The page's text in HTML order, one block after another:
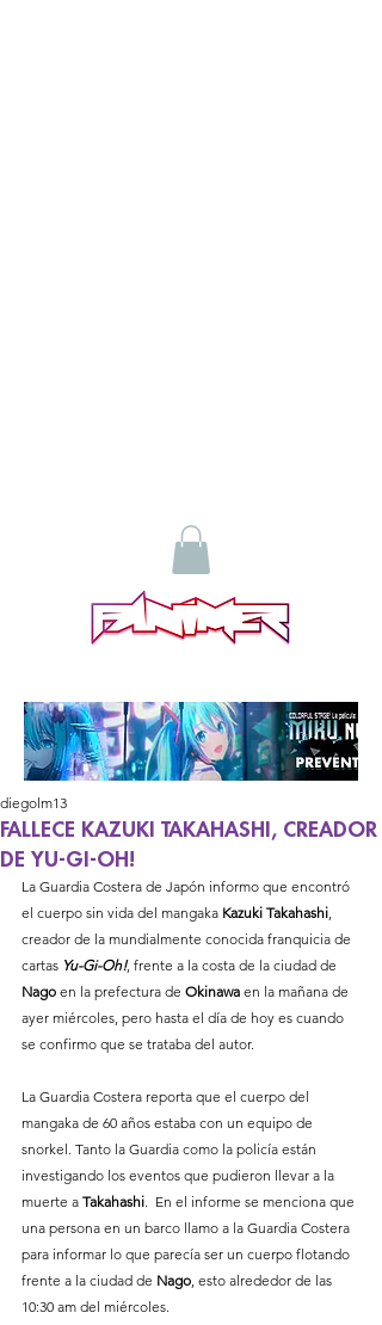
FALLECE KAZUKI TAKAHASHI, CREADOR
DE YU-GI-OH!
diegolm13
La Guardia Costera de Japón informo que encontró
el cuerpo sin vida del mangaka Kazuki Takahashi
creador de la mundialmente conocida franquicia de
cartas Yu-Gi-Oh!, frente a la costa de la ciudad de
Nago en la prefectura de Okinawa en la mañana de
ayer miércoles, pero hasta el día de hoy es cuando
se confirmo que se trataba del autor.
La Guardia Costera reporta que el cuerpo del
mangaka de 60 años estaba con un equipo de
snorkel. Tanto la Guardia como la policía están
investigando los eventos que pudieron llevar a la
muerte a Takahashi .  En el informe se menciona que
una persona en un barco llamo a la Guardia Costera
para informar lo que parecía ser un cuerpo flotando
frente a la ciudad de Nago , esto alrededor de las
10:30 am del miércoles.